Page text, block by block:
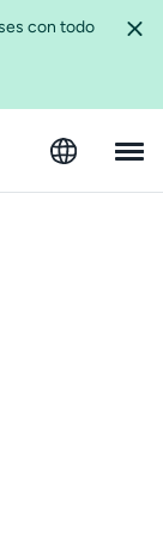
con todo